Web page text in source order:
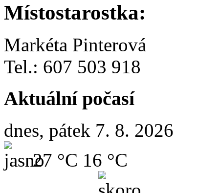
Místostarostka:
Markéta Pinterová
Tel.: 607 503 918
Aktuální počasí
dnes, pátek 7. 8. 2026
27 °C 16 °C